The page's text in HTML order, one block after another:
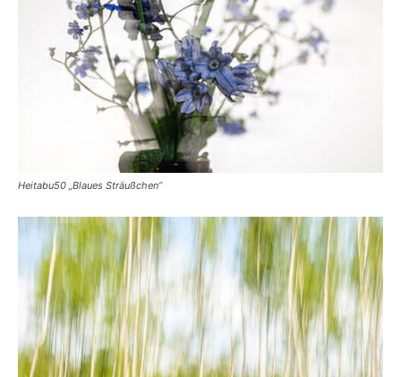
Heitabu50 „Blaues Sträußchen“